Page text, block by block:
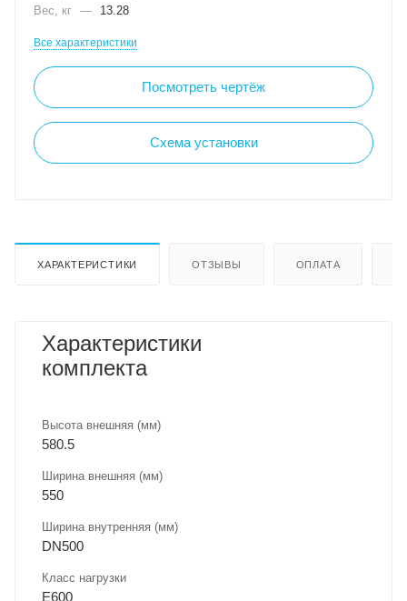
Вес, кг — 13.28
Все характеристики
Посмотреть чертёж
Схема установки
ХАРАКТЕРИСТИКИ ОТЗЫВЫ ОПЛАТА
Характеристики
комплекта
Высота внешняя (мм)
580.5
Ширина внешняя (мм)
550
Ширина внутренняя (мм)
DN500
Класс нагрузки
E600